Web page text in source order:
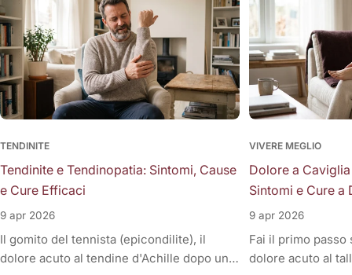
TENDINITE
Tendinite e Tendinopatia: Sintomi, Cause
e Cure Efficaci
9 apr 2026
Il gomito del tennista (epicondilite), il
dolore acuto al tendine d'Achille dopo una
VIVERE MEGLIO
Dolore a
Sintomi e Cure a
9 apr 2026
Fai il primo
dolore acuto al